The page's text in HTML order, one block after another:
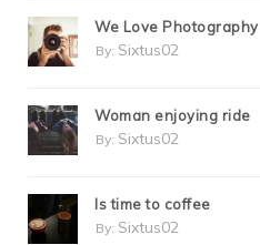
We Love Photography
By: Sixtus02
Woman enjoying ride
By: Sixtus02
Is time to coffee
By: Sixtus02